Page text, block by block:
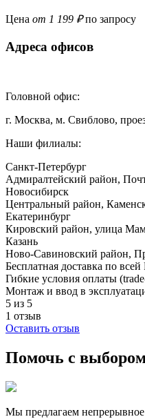
Цена от 1 199 ₽по запросу
Адреса офисов
Головной офис:
г. Москва, м. Свиблово,
Наши филиалы:
Санкт-Петербург
Адмиралтейский район,
Новосибирск
Центральный район,
Екатеринбург
Кировский район, улица
Казань
Ново-Савиновский район,
Бесплатная доставка по всей
Гибкие условия оплаты
Монтаж и ввод в
5 из 5
1 отзыв
Оставить отзыв
Помочь с
Мы предлагаем непрерывное